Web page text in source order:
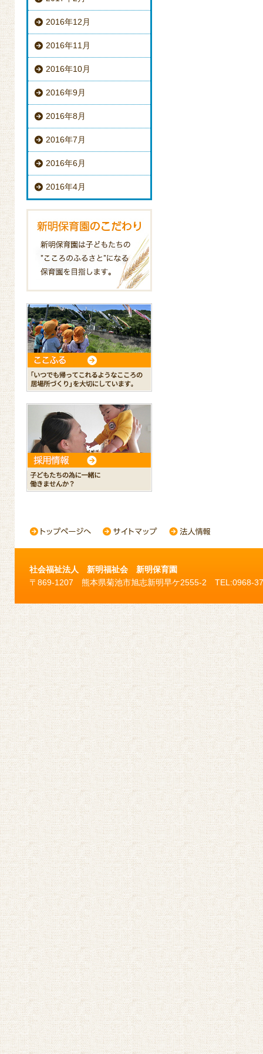
2016年12月
2016年11月
2016年10月
2016年9月
2016年8月
2016年7月
2016年6月
2016年4月
社会福祉法人 新明福祉会 新明保育園
〒869-1207 熊本県菊池市旭志新明早ケ2555-2 TEL:0968-